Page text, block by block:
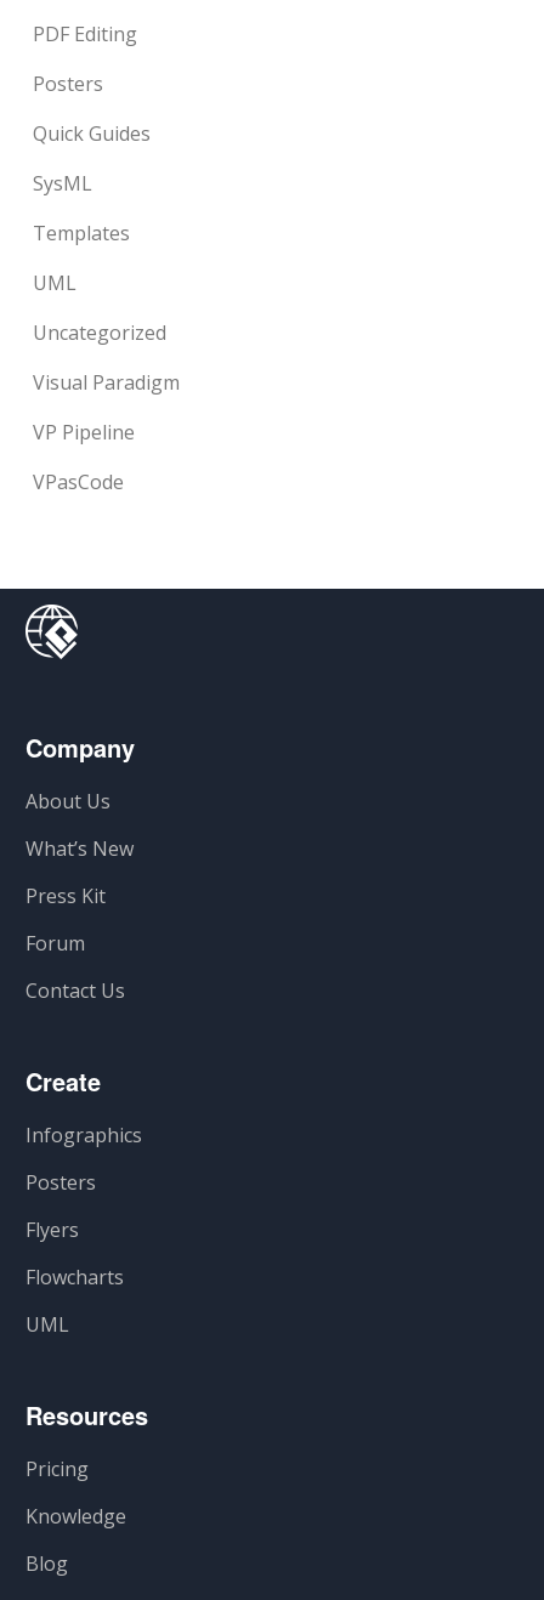
PDF Editing
Posters
Quick Guides
SysML
Templates
UML
Uncategorized
Visual Paradigm
VP Pipeline
VPasCode
Company
About Us
What’s New
Press Kit
Forum
Contact Us
Create
Infographics
Posters
Flyers
Flowcharts
UML
Resources
Pricing
Knowledge
Blog